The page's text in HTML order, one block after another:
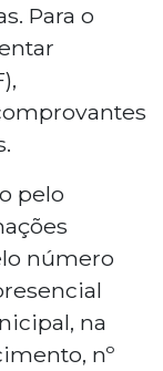
Para o
pelo
número
na
nº